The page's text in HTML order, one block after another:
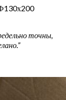
точны,